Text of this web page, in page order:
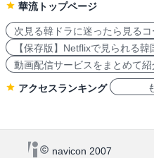
華流トップページ
次見る韓ドラに迷ったら見るコ
【保存版】Netflixで見られる
動画配信サービスをまとめて紹
アクセスランキング もっ
navicon 2007